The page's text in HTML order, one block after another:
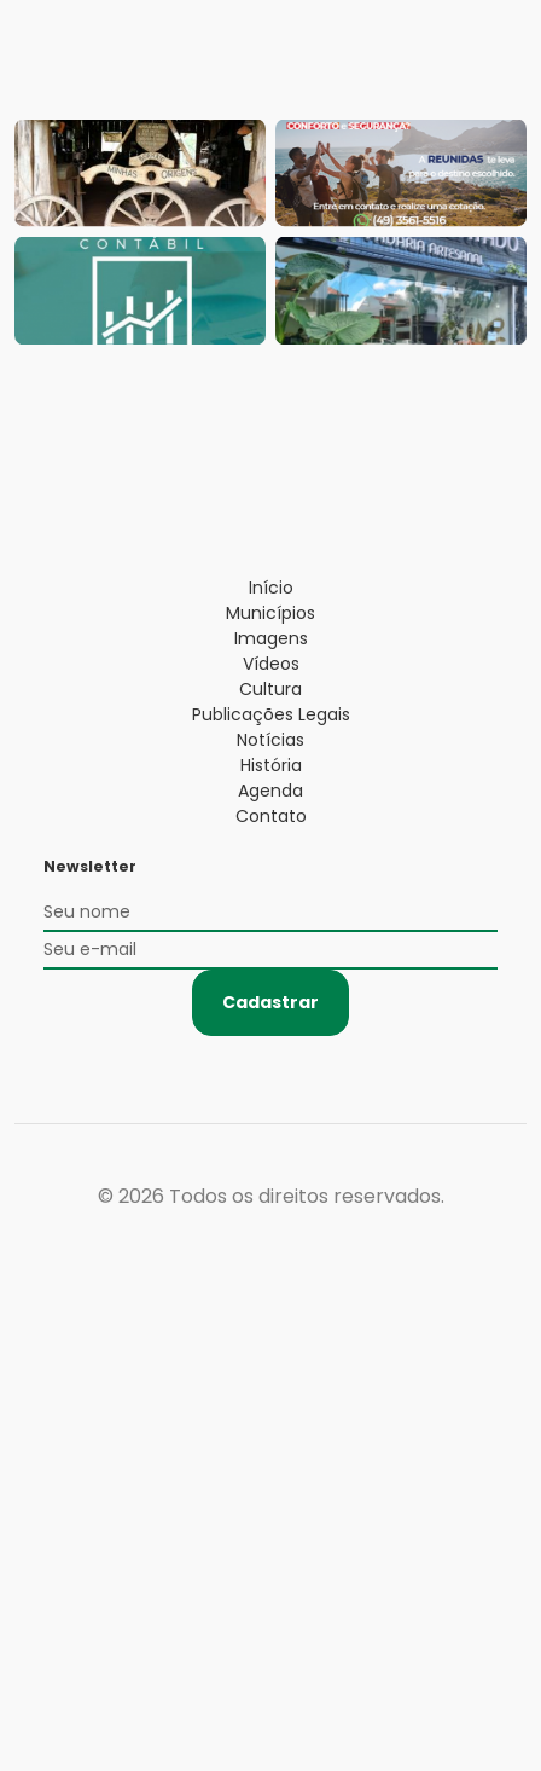
Início
Municípios
Imagens
Vídeos
Cultura
Publicações Legais
Notícias
História
Agenda
Contato
Newsletter
Cadastrar
© 2026 Todos os direitos reservados.